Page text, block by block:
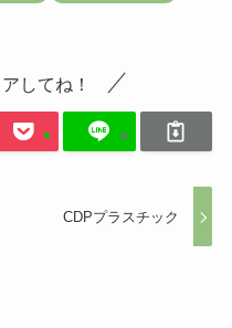
してね！
CDPプラスチック